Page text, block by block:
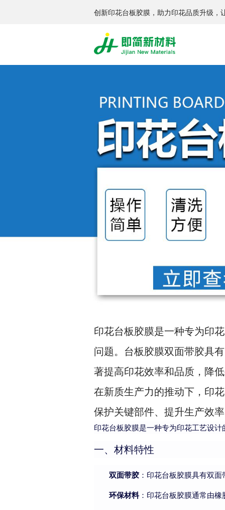
创新印花台板胶膜，助力印花品质升级，
印花台板胶膜是一种专为印
问题。台板胶膜双面带胶具
著提高印花效率和品质，降
在新质生产力的推动下，印
保护关键部件、提升生产效
印花台板胶膜是一种专为印花工艺设
一、材料特性
双面带胶：印花台板胶膜具有双
环保材料：印花台板胶膜通常由